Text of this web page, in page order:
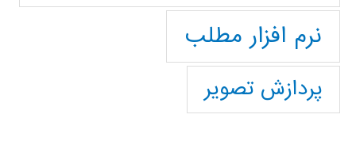
نرم افزار مطلب
پردازش تصویر